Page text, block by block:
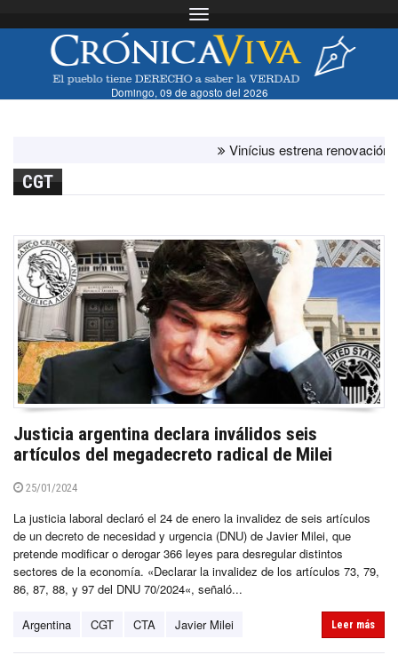
Toggle navigation
Domingo, 09 de agosto del 2026
Vinícius estrena renovación con
CGT
Justicia argentina declara inválidos seis
artículos del megadecreto radical de Milei
25/01/2024
La justicia laboral declaró el 24 de enero la invalidez de seis artículos
de un decreto de necesidad y urgencia (DNU) de Javier Milei, que
pretende modificar o derogar 366 leyes para desregular distintos
sectores de la economía. «Declarar la invalidez de los artículos 73, 79,
86, 87, 88, y 97 del DNU 70/2024«, señaló...
Argentina CGT CTA Javier Milei Leer más